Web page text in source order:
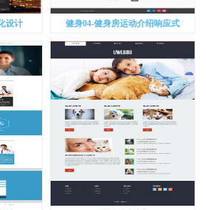
设计 健身04-健身房运动介绍响应式